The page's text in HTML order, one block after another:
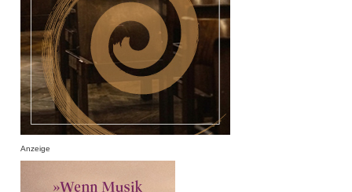
Anzeige